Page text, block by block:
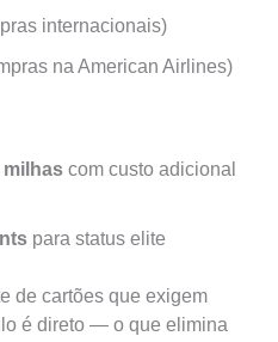
internacionais)
na American Airlines)
com custo adicional
para status elite
de cartões que exigem
é direto — o que elimina